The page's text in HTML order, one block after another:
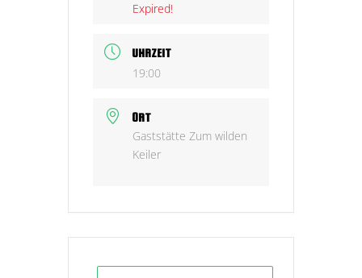
Expired!
UHRZEIT
19:00
ORT
Gaststätte Zum wilden
Keiler